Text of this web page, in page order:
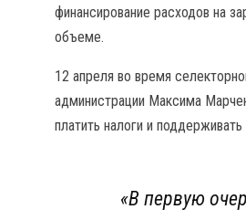
финансирование расходов на
объеме.
12 апреля во время
администрации Максима
платить налоги и
«В первую